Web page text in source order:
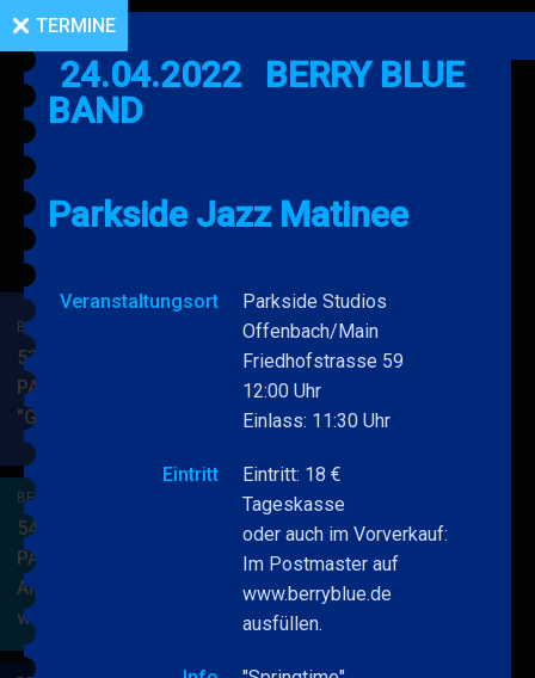
BERRY BLUE & BAND
53. JAZZ Matinee in den
PARKSIDE STUDIOS
"Gypsy Jazz"
&
BERRY BLUE & BAND
54. JAZZ Matinee in den
PARKSIDE STUDIOS
American Songbook
wunderbare Musik
BERRY
TERMINE
24.04.2022
BERRY BLUE
BAND
Parkside Jazz Matinee
Veranstaltungsort
Parkside Studios
Offenbach/Main
Friedhofstrasse 59
12:00 Uhr
Einlass: 11:30 Uhr
Eintritt
Eintritt: 18 €
Tageskasse
oder auch im Vorverkauf:
Im Postmaster auf
www.berryblue.de
ausfüllen.